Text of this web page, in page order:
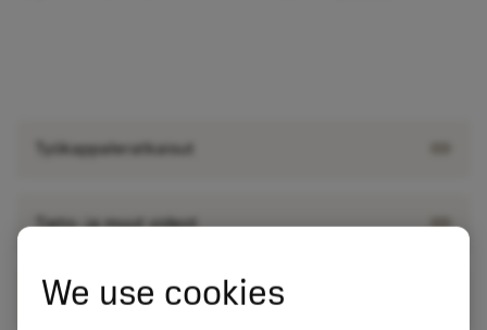
Työkappaleratkaisut link
Tieto- ja muut videot link
Artikkelit
We use cookies